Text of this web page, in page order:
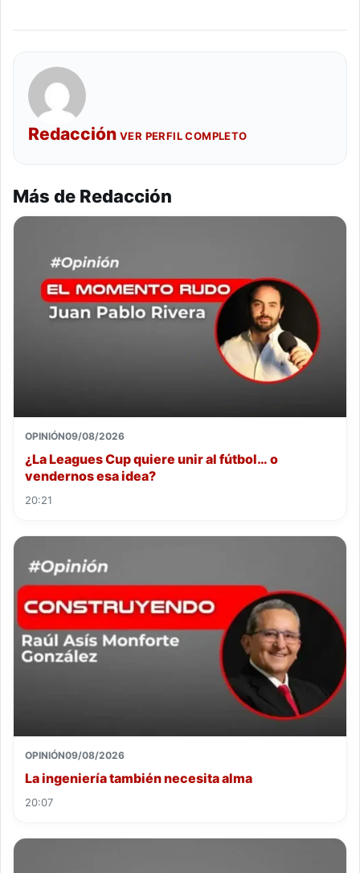
Redacción VER PERFIL COMPLETO
Más de Redacción
OPINIÓN09/08/2026
¿La Leagues Cup quiere unir al fútbol… o
vendernos esa idea?
20:21
OPINIÓN09/08/2026
La ingeniería también necesita alma
20:07